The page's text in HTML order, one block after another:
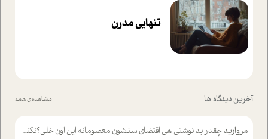
تنهایی مدرن
آخرین دیدگاه ها مشاهده ی همه
مروارید چقدر بد نوشتی هی اقتضای سنشون معصومانه این اون خلی؟نکنه تا چهل سالگی پوشکت میکردن و شیر میخوردی که به اینا میگی کودک